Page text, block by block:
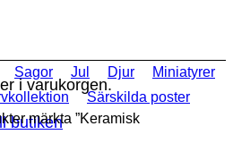
i varukorgen.
butiken
Sagor Jul Djur
Miniatyrer
Särskilda poster
märkta ”Keramisk